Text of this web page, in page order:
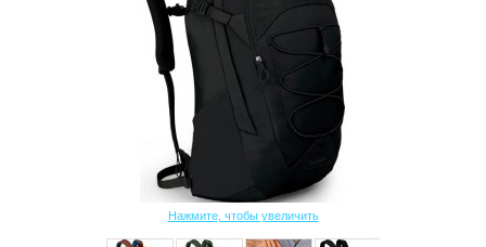
Нажмите, чтобы увеличить